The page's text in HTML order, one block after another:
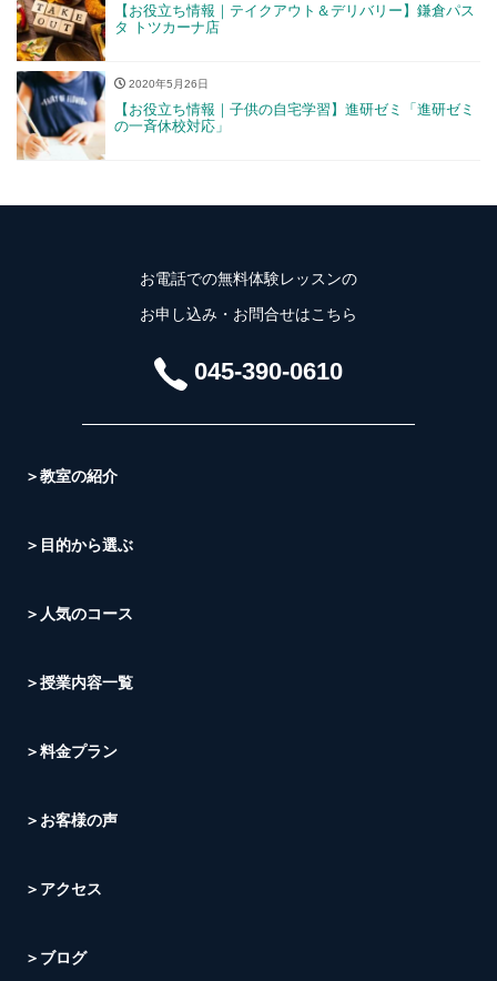
【お役立ち情報｜テイクアウト＆デリバリー】鎌倉パス
タ トツカーナ店
2020年5月26日
【お役立ち情報｜子供の自宅学習】進研ゼミ「進研ゼミ
の一斉休校対応」
お電話での無料体験レッスンの
お申し込み・お問合せはこちら
045-390-0610
＞教室の紹介
＞目的から選ぶ
＞人気のコース
＞授業内容一覧
＞料金プラン
＞お客様の声
＞アクセス
＞ブログ